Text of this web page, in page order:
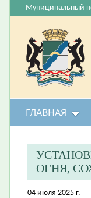
Муниципальный
ГЛАВНАЯ
ОГНЯ,
04 июля 2025 г.